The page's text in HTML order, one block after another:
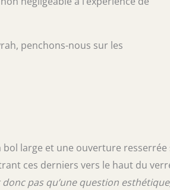
penchons-nous sur les
large et une ouverture
ces derniers vers le haut du
pas qu’une question